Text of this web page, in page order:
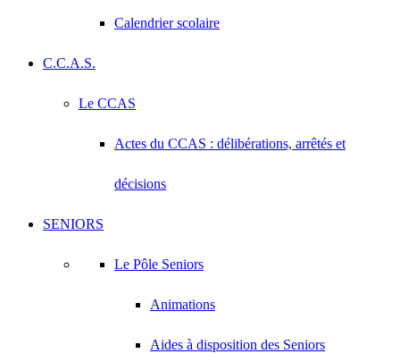
Calendrier scolaire
C.C.A.S.
Le CCAS
Actes du CCAS : délibérations, arrêtés et
décisions
SENIORS
Le Pôle Seniors
Animations
Aides à disposition des Seniors